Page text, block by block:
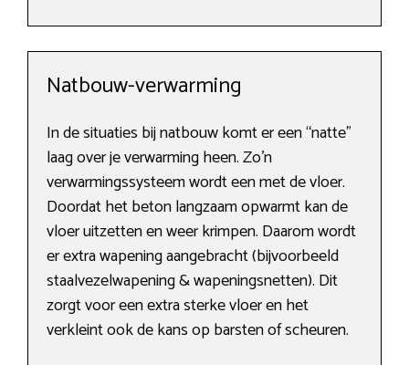
Natbouw-verwarming
In de situaties bij natbouw komt er een “natte”
laag over je verwarming heen. Zo’n
verwarmingssysteem wordt een met de vloer.
Doordat het beton langzaam opwarmt kan de
vloer uitzetten en weer krimpen. Daarom wordt
er extra wapening aangebracht (bijvoorbeeld
staalvezelwapening & wapeningsnetten). Dit
zorgt voor een extra sterke vloer en het
verkleint ook de kans op barsten of scheuren.